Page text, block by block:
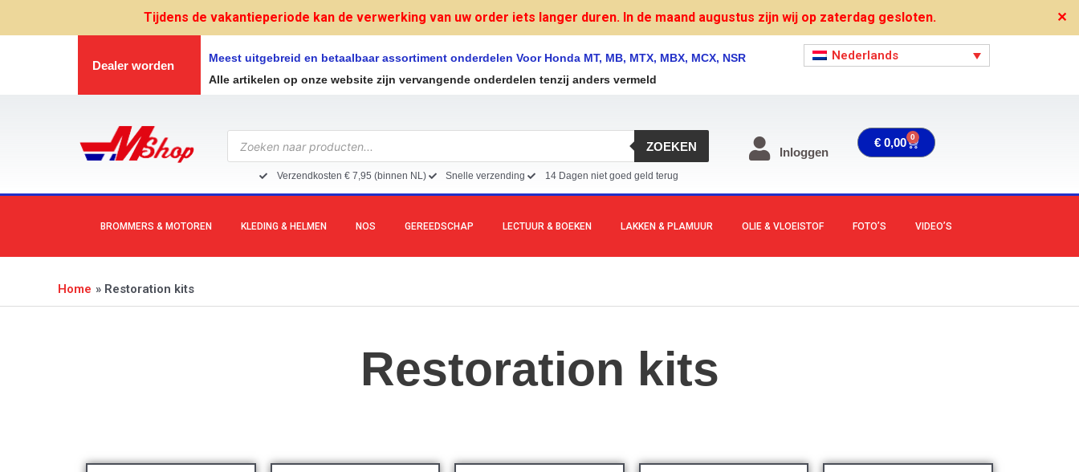
Tijdens de vakantieperiode kan de verwerking van uw order iets langer duren. In de maand augustus zijn wij op zaterdag gesloten. ✕
Dealer worden
Meest uitgebreid en betaalbaar assortiment onderdelen Voor Honda MT, MB, MTX, MBX, MCX, NSR
Alle artikelen op onze website zijn vervangende onderdelen tenzij anders vermeld
Nederlands
Producten
zoeken
ZOEKEN
Verzendkosten € 7,95 (binnen NL) Snelle verzending 14 Dagen niet goed geld terug
Inloggen
€ 0,00 0 Winkelwagen
BROMMERS & MOTOREN KLEDING & HELMEN NOS GEREEDSCHAP LECTUUR & BOEKEN LAKKEN & PLAMUUR OLIE & VLOEISTOF FOTO’S VIDEO’S
Home Restoration kits
Restoration kits